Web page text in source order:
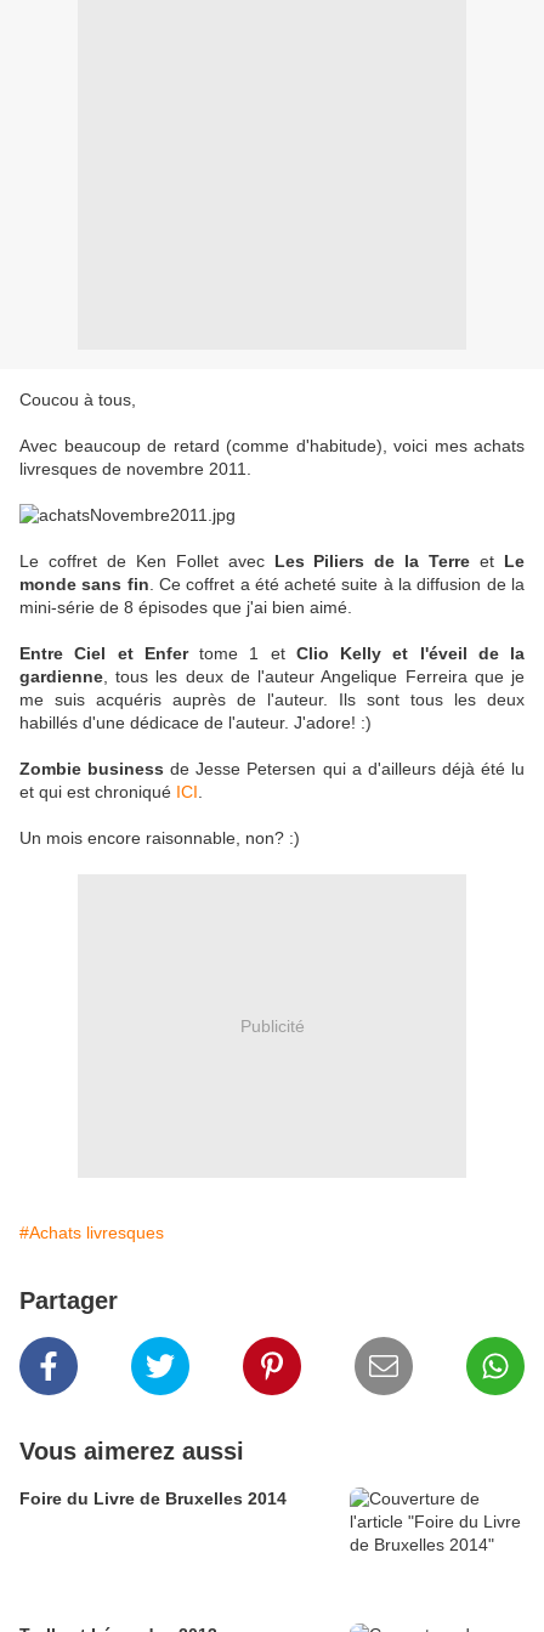
Coucou à tous,
Avec beaucoup de retard (comme d'habitude), voici mes achats
livresques de novembre 2011.
Le coffret de Ken Follet avec Les Piliers de la Terre et Le
monde sans fin . Ce coffret a été acheté suite à la diffusion de la
mini-série de 8 épisodes que j'ai bien aimé.
Entre Ciel et Enfertome 1 et Clio Kelly et l'éveil de la
gardienne , tous les deux de l'auteur Angelique Ferreira que je
me suis acquéris auprès de l'auteur. Ils sont tous les deux
habillés d'une dédicace de l'auteur. J'adore! :)
Zombie business de Jesse Petersen qui a d'ailleurs déjà été lu
et qui est chroniqué ICI
Un mois encore raisonnable, non? :)
Publicité
#Achats livresques
Partager
Vous aimerez aussi
Foire du Livre de Bruxelles 2014